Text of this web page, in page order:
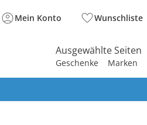
Mein Konto Wunschliste
Ausgewählte Seiten
Geschenke Marken